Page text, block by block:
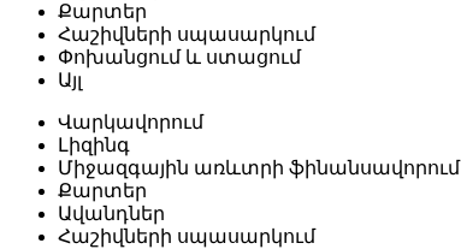
Քարտեր
Հաշիվների սպասարկում
Փոխանցում և ստացում
Այլ
Վարկավորում
Լիզինգ
Միջազգային առևտրի ֆինանսավորում
Քարտեր
Ավանդներ
Հաշիվների սպասարկում